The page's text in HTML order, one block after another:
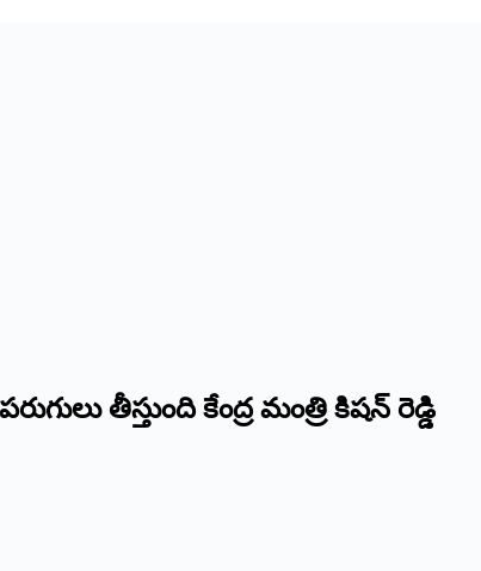
తీస్తుంది కేంద్ర మంత్రి కిషన్‌ ‌రెడ్డి